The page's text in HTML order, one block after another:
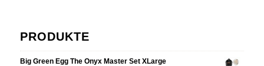
PRODUKTE
Big Green Egg The Onyx Master Set XLarge